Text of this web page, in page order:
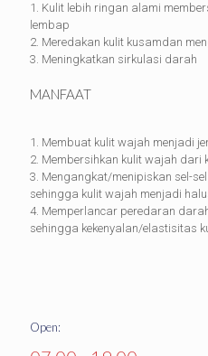
1. Kulit lebih ringan alami
lembap
2. Meredakan kulit kusamdan
3. Meningkatkan sirkulasi darah
MANFAAT
1. Membuat kulit wajah menjadi
2. Membersihkan kulit wajah dari
3. Mengangkat/menipiskan sel-
sehingga kulit wajah menjadi
4. Memperlancar peredaran
sehingga kekenyalan/elastisitas
Open: